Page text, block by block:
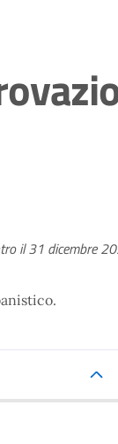
il 31 dicembre